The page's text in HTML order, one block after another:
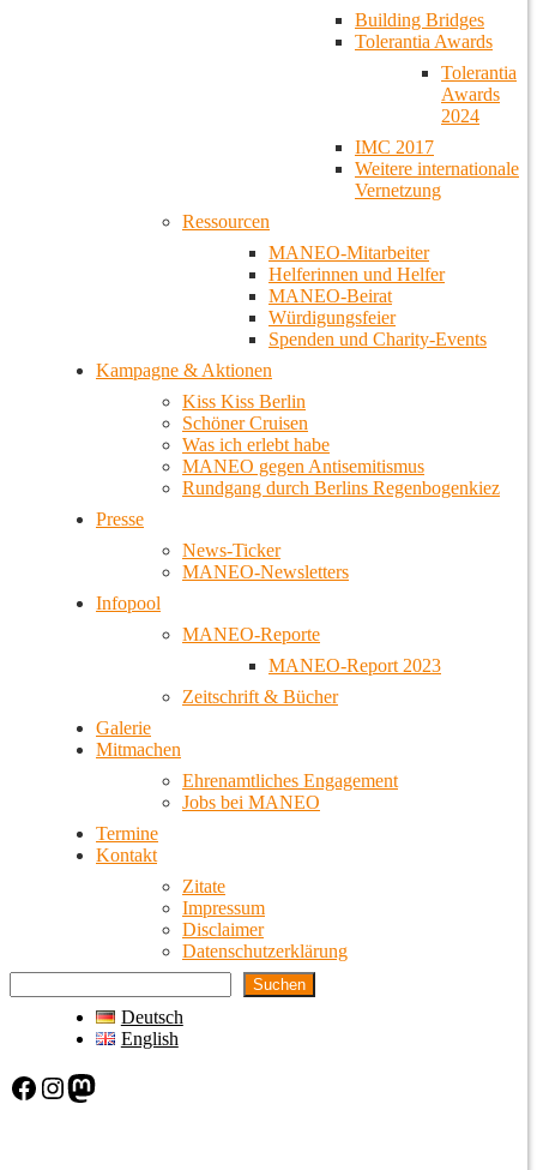
Building Bridges
Tolerantia Awards
Tolerantia
Awards
2024
IMC 2017
Weitere internationale
Vernetzung
Ressourcen
MANEO-Mitarbeiter
Helferinnen und Helfer
MANEO-Beirat
Würdigungsfeier
Spenden und Charity-Events
Kampagne & Aktionen
Kiss Kiss Berlin
Schöner Cruisen
Was ich erlebt habe
MANEO gegen Antisemitismus
Rundgang durch Berlins Regenbogenkiez
Presse
News-Ticker
MANEO-Newsletters
Infopool
MANEO-Reporte
MANEO-Report 2023
Zeitschrift & Bücher
Galerie
Mitmachen
Ehrenamtliches Engagement
Jobs bei MANEO
Termine
Kontakt
Zitate
Impressum
Disclaimer
Datenschutzerklärung
Suchen
Deutsch
English
Facebook Instagram Mastodon